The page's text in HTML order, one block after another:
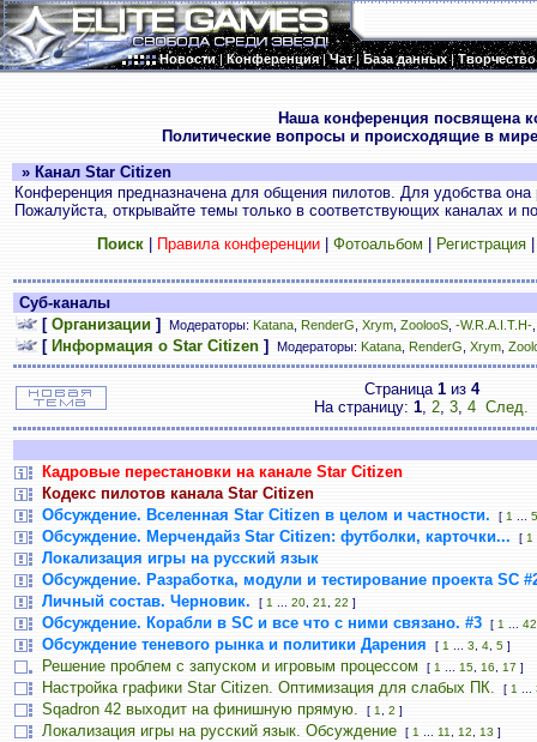
Новости|Конференция|Чат|База данных|Творчество
Наша конференция посвящена
Политические вопросы и происходящие в
» Канал Star Citizen
Конференция предназначена для общения пилотов. Для удобства
Пожалуйста, открывайте темы только в соответствующих каналах и
Поиск| Правила конференции| Фотоальбом Регистрация
Суб-каналы
[ Организации ] Модераторы: Katana RenderG Xrym ZoolooS -W.R.A.I.T.H-
[ Информация о Star Citizen ] Модераторы: Katana RenderG Xrym
Страница 1из 4
На страницу: 1, 2, 3, 4 След.
Кадровые перестановки на канале Star Citizen
Кодекс пилотов канала Star Citizen
Обсуждение. Вселенная Star Citizen в целом и частности.
[ 1
Обсуждение. Мерчендайз Star Citizen: футболки, карточки... [ 1
Локализация игры на русский язык
Обсуждение. Разработка, модули и тестирование проекта SC
Личный состав. Черновик.
[ 1 20 21 22 ]
Обсуждение. Корабли в SC и все что с ними связано. #3 [ 1 42
Обсуждение теневого рынка и политики Дарения [ 1 3 4 5 ]
Решение проблем с запуском и игровым процессом [ 1 15 16 17 ]
Настройка графики Star Citizen. Оптимизация для слабых ПК. [ 1
Sqadron 42 выходит на финишную прямую. [ 1 2 ]
Локализация игры на русский язык. Обсуждение [ 1 11 12 13 ]